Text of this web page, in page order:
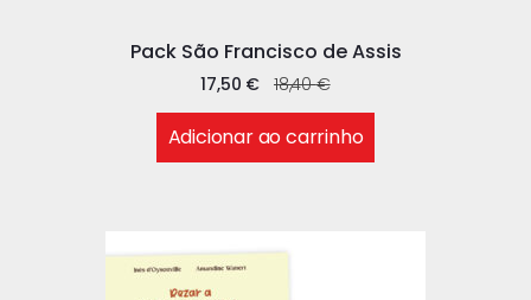
Pack São Francisco de Assis
18,40€
17,50 €
Adicionar ao carrinho